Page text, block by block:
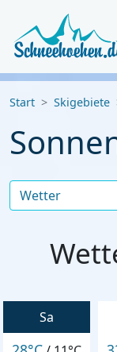
Start Skigebiete
Sa